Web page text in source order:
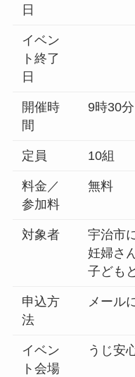
日
イベン
ト終了
日
開催時
間
9時30
定員 10組
料金／
参加料
無料
対象者
宇治市
妊婦さ
子ども
申込方
法
メール
イベン
ト会場
うじ安